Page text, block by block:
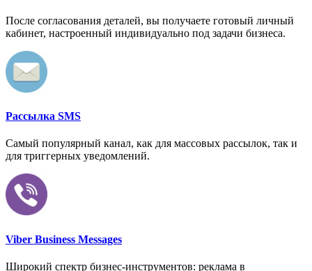
После согласования деталей, вы получаете готовый личный
кабинет, настроенный индивидуально под задачи бизнеса.
Рассылка SMS
Самый популярный канал, как для массовых рассылок, так и
для триггерных уведомлений.
Viber Business Messages
Широкий спектр бизнес-инструментов: реклама в